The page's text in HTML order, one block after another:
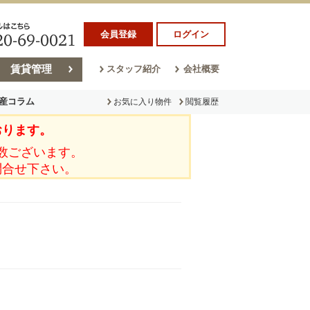
会員登録 ログイン
賃貸管理 スタッフ紹介 会社概要
コラム
ム
お気に入り物件 閲覧履歴
ます。
ざいます。
せ下さい。